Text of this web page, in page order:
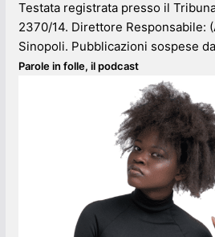
Testata registrata presso il
2370/14. Direttore Responsabile:
Sinopoli. Pubblicazioni sospese
Parole in folle, il podcast